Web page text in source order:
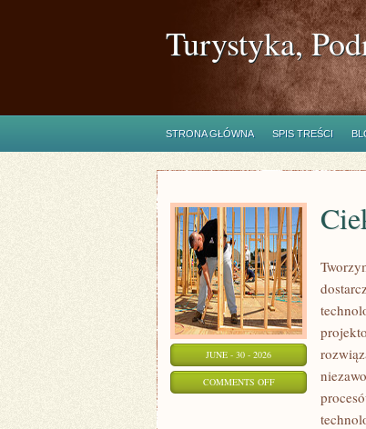
Turystyka,
STRONA GŁÓWNA SPIS TREŚCI
JUNE - 30 - 2026
COMMENTS OFFON
CIEKAWOSTKI